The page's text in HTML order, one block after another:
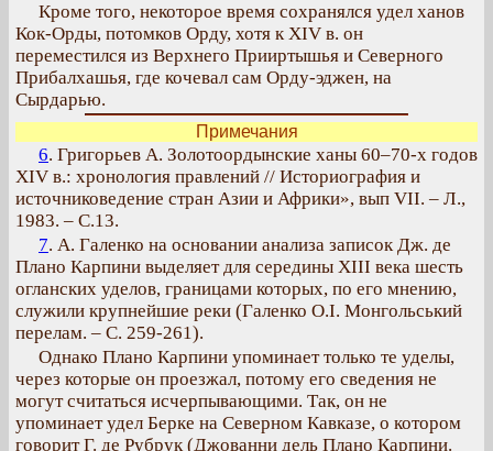
Кроме того, некоторое время сохранялся удел ханов
Кок-Орды, потомков Орду, хотя к XIV в. он
переместился из Верхнего Прииртышья и Северного
Прибалхашья, где кочевал сам Орду-эджен, на
Сырдарью.
Примечания
6. Григорьев А. Золотоордынские ханы 60–70-х годов
XIV в.: хронология правлений // Историография и
источниковедение стран Азии и Африки», вып VII. – Л.,
1983. – С.13.
7. А. Галенко на основании анализа записок Дж. де
Плано Карпини выделяет для середины XIII века шесть
огланских уделов, границами которых, по его мнению,
служили крупнейшие реки (Галенко О.I. Монгольський
перелам. – С. 259-261).
Однако Плано Карпини упоминает только те уделы,
через которые он проезжал, потому его сведения не
могут считаться исчерпывающими. Так, он не
упоминает удел Берке на Северном Кавказе, о котором
говорит Г. де Рубрук (Джованни дель Плано Карпини.